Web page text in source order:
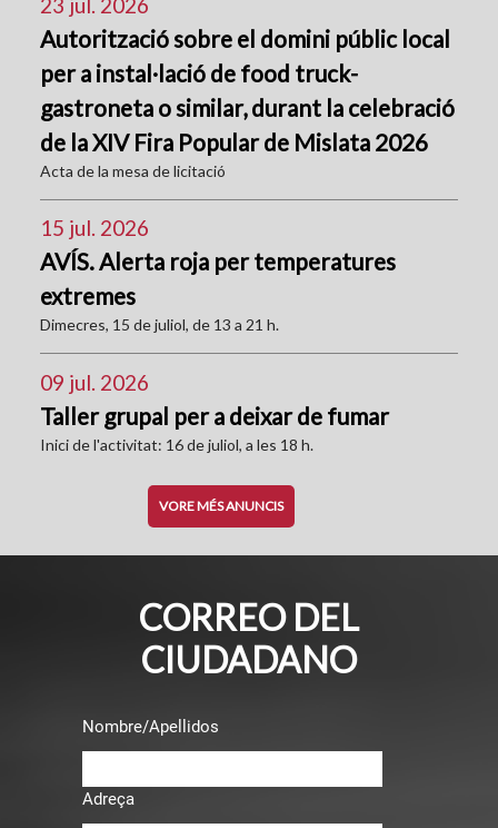
23 jul. 2026
Autorització sobre el domini públic local
per a instal·lació de food truck-
gastroneta o similar, durant la celebració
de la XIV Fira Popular de Mislata 2026
Acta de la mesa de licitació
15 jul. 2026
AVÍS. Alerta roja per temperatures
extremes
Dimecres, 15 de juliol, de 13 a 21 h.
09 jul. 2026
Taller grupal per a deixar de fumar
Inici de l'activitat: 16 de juliol, a les 18 h.
VORE MÉS ANUNCIS
CORREO DEL
CIUDADANO
Nombre/Apellidos
Adreça